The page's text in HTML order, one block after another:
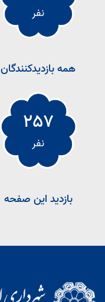
نفر
همه بازدیدکنندگان
257
نفر
بازدید این صفحه